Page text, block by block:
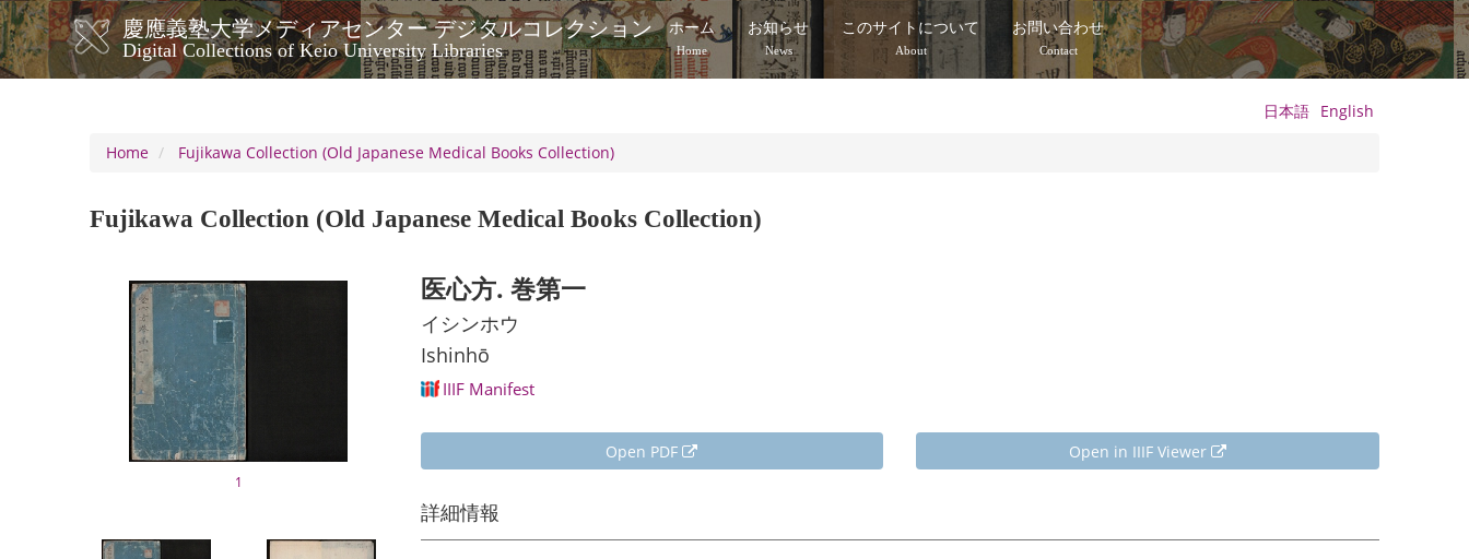
Skip
to
main
content
慶應義塾大学メディアセンター デジタルコレクション
Digital Collections of Keio University Libraries
メ
イ
ビ
シ
ホーム
Home
お知らせ
News
このサイトについて
About
お問い合わせ
Contact
日本語 English
Home
Fujikawa Collection (Old Japanese Medical Books Collection)
Fujikawa Collection (Old Japanese Medical Books Collection)
1
医心方. 巻第一
イシンホウ
Ishinhō
IIIF Manifest
Open PDF Open in IIIF Viewer
詳細情報